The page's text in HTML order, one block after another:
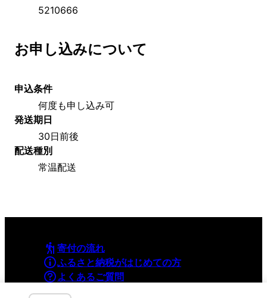
5210666
お申し込みについて
申込条件
何度も申し込み可
発送期日
30日前後
配送種別
常温配送
寄付の流れ
ふるさと納税がはじめての方
よくあるご質問
利用規約